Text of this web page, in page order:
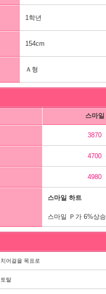
1학년
154cm
Ａ형
스마일
3870
4700
4980
스마일 하트
스마일 Ｐ가 6%상승
치어걸을 목표로
토탈